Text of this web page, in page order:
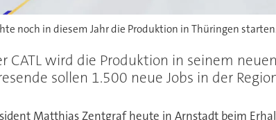
noch in diesem Jahr die Produktion in Thüringen
CATL wird die Produktion in seinem
sollen 1.500 neue Jobs in der
Matthias Zentgraf heute in Arnstadt beim